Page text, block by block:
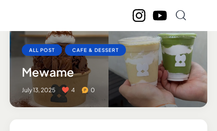
ALL POST CAFE & DESSERT
Mewame
July 13, 2025 4 0